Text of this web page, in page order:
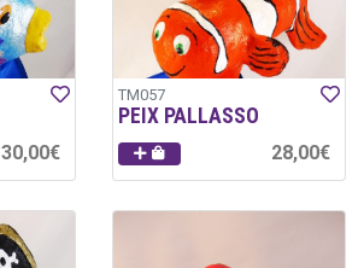
30,00€
TM057
PEIX PALLASSO
28,00€